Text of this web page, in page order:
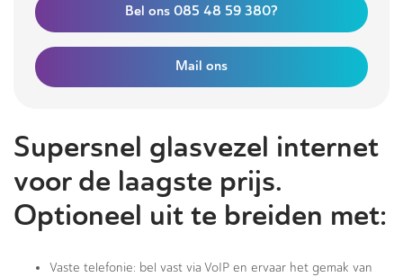
Bel ons 085 48 59 380?
Mail ons
Supersnel glasvezel internet
voor de laagste prijs.
Optioneel uit te breiden met:
Vaste telefonie: bel vast via VoIP en ervaar het gemak van